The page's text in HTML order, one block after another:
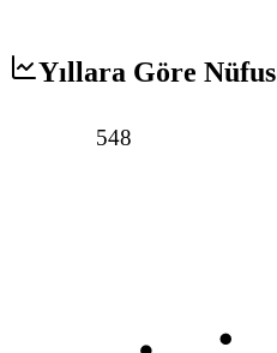
Yıllara Göre Nüfus
548